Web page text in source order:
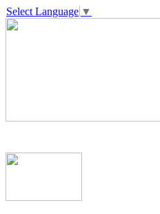
Select Language ▼